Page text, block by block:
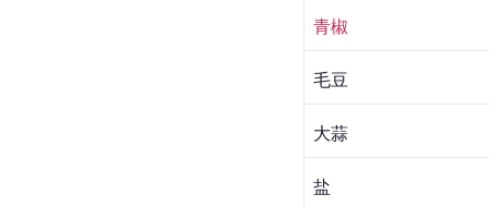
青椒
毛豆
大蒜
盐